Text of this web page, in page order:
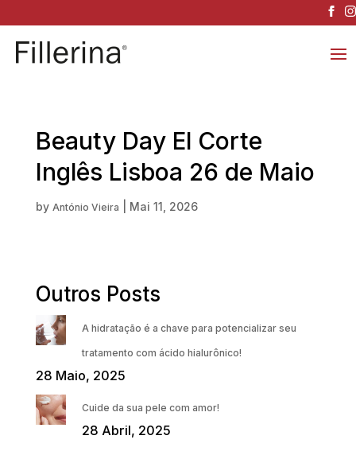
Beauty Day El Corte
Inglês Lisboa 26 de Maio
by António Vieira Mai 11, 2026
Outros Posts
A hidratação é a chave para potencializar seu
tratamento com ácido hialurônico!
28 Maio, 2025
Cuide da sua pele com amor!
28 Abril, 2025